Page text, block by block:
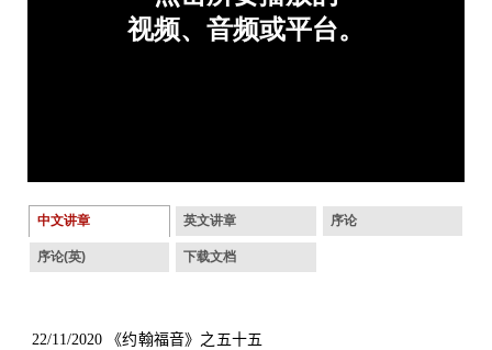
中文讲章 英文讲章 序论
序论(英) 下载文档